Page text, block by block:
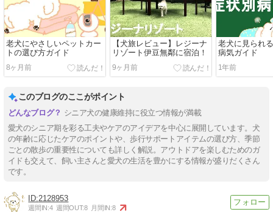
老犬にやさしいペットカー
トの選び方ガイド
8ヶ月前
【犬旅レビュー】レジーナ
リゾート伊豆無鄰に宿泊！
9ヶ月前
老犬に見られ
病気ガイド
1年前
このブログのここがポイント
シニア犬の健康維持に役立つ情報が満載
愛犬のシニア期を彩る工夫やケアのアイデアを中心に展開しています。犬
の年齢に応じたケアのポイントや、歩行サポートアイテムの選び方、季節
ごとの散歩の重要性についても詳しく解説。アウトドアを楽しむためのガ
イドも交えて、飼い主さんと愛犬の生活を豊かにする情報が盛りだくさん
です。
2128953
週間IN:4 週間OUT:8 月間IN:8